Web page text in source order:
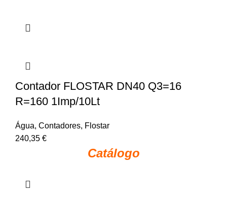
Contador FLOSTAR DN40 Q3=16
R=160 1Imp/10Lt
Água, Contadores, Flostar
240,35 €
Catálogo